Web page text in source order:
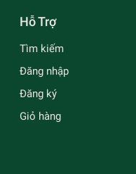
Hỗ Trợ
Tìm kiếm
Đăng nhập
Đăng ký
Giỏ hàng